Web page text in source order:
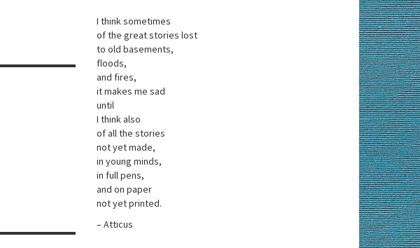
I think sometimes
of the great stories lost
to old basements,
floods,
and fires,
it makes me sad
until
I think also
of all the stories
not yet made,
in young minds,
in full pens,
and on paper
not yet printed.
– Atticus